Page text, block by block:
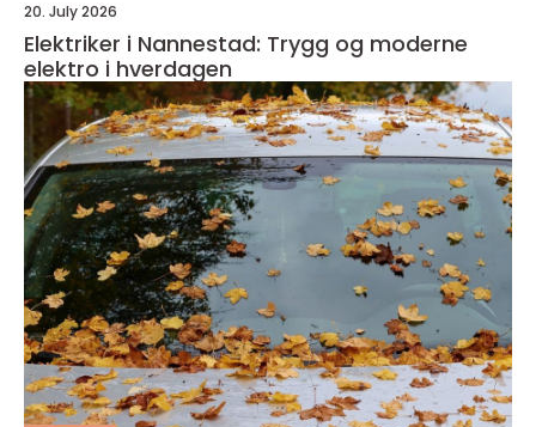
20. July 2026
Elektriker i Nannestad: Trygg og moderne
elektro i hverdagen